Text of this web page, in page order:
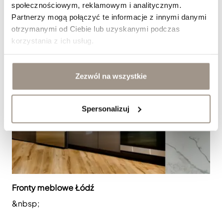
społecznościowym, reklamowym i analitycznym.
Partnerzy mogą połączyć te informacje z innymi danymi
otrzymanymi od Ciebie lub uzyskanymi podczas
korzystania z ich usług.
Zezwól na wszystkie
Spersonalizuj
Fronty meblowe Łódź
&nbsp;